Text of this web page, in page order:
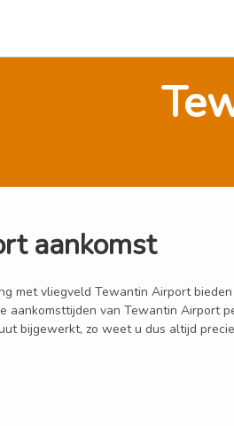
aankomst
met vliegveld Tewantin Airport
aankomsttijden van Tewantin Airport
bijgewerkt, zo weet u dus altijd